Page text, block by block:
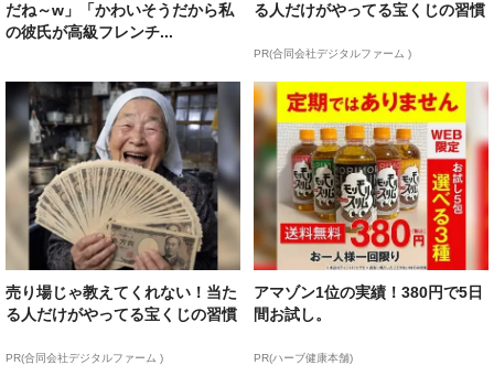
だね～w」「かわいそうだから私
の彼氏が高級フレンチ...
る人だけがやってる宝くじの習慣
PR(合同会社デジタルファーム )
売り場じゃ教えてくれない！当た
る人だけがやってる宝くじの習慣
PR(合同会社デジタルファーム )
アマゾン1位の実績！380円で5日
間お試し。
PR(ハーブ健康本舗)